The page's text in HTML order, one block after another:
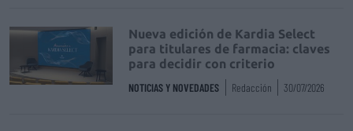
Nueva edición de Kardia Select
para titulares de farmacia: claves
para decidir con criterio
NOTICIAS Y NOVEDADES Redacción 30/07/2026